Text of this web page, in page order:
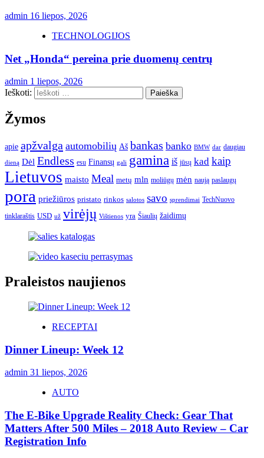
admin 16 liepos, 2026
TECHNOLOGIJOS
Net „Honda“ pereina prie duomenų centrų
admin 1 liepos, 2026
Ieškoti:
Žymos
apie apžvalga automobilių Aš bankas banko BMW dar daugiau
dieną Dėl Endless esu Finansų gali gamina iš jūsų kad kaip
Lietuvos maisto Meal metų mln moliūgų mėn naują paslaugų
pora priežiūros pristato rinkos salotos savo sprendimai TechNuovo
tinklaraštis USD už virėjų Vištienos yra Šiaulių žaidimų
Praleistos naujienos
RECEPTAI
Dinner Lineup: Week 12
admin 31 liepos, 2026
AUTO
The E-Bike Upgrade Reality Check: Gear That
Matters After 500 Miles – 2018 Auto Review – Car
Registration Info